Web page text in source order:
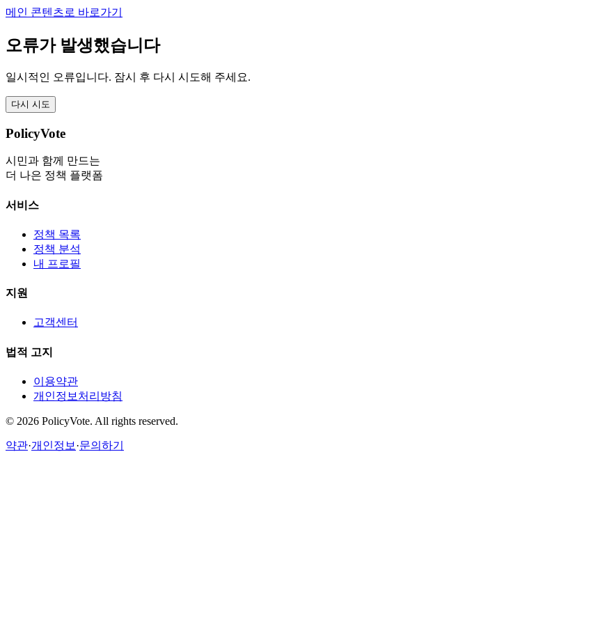
메인 콘텐츠로 바로가기
오류가 발생했습니다
일시적인 오류입니다. 잠시 후 다시 시도해 주세요.
다시 시도
PolicyVote
시민과 함께 만드는
더 나은 정책 플랫폼
서비스
정책 목록
정책 분석
내 프로필
지원
고객센터
법적 고지
이용약관
개인정보처리방침
© 2026 PolicyVote. All rights reserved.
약관·개인정보 ·문의하기